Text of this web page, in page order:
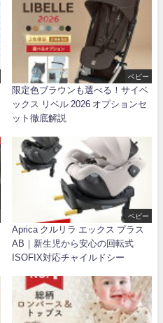
ベビー
限定色ブラウンも選べる！サイベ
ックス リベル 2026 オプションセ
ット徹底解説
ベビー
Aprica クルリラ エックス プラス
AB｜新生児から安心の回転式
ISOFIX対応チャイルドシー